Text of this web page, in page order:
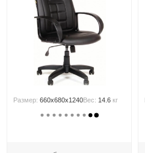
Размер:660x680x1240Вес: 14.6 кг